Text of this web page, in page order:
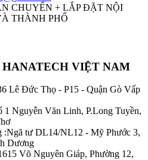
CHUYỂN + LẮP ĐẶT NỘI
THÀNH PHỐ
HANATECH VIỆT NAM
Lê Đức Thọ - P15 - Quận Gò Vấp
1 Nguyễn Văn Linh, P.Long Tuyền,
:Ngã tư DL14/NL12 - Mỹ Phước 3,
Dương
Võ Nguyên Giáp, Phường 12,